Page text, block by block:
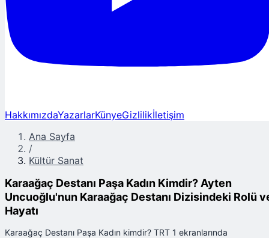
HakkımızdaYazarlarKünyeGizlilikİletişim
Ana Sayfa
/
Kültür Sanat
Karaağaç Destanı Paşa Kadın Kimdir? Ayten
Uncuoğlu'nun Karaağaç Destanı Dizisindeki Rolü
Hayatı
Karaağaç Destanı Paşa Kadın kimdir? TRT 1 ekranlarında